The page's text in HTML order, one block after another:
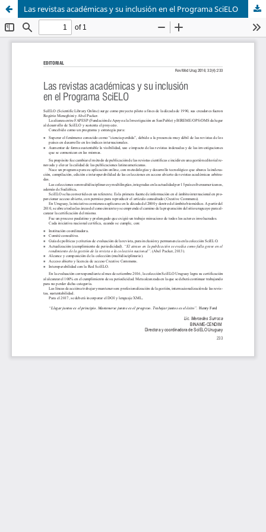
Las revistas académicas y su inclusión en el Programa SciELO